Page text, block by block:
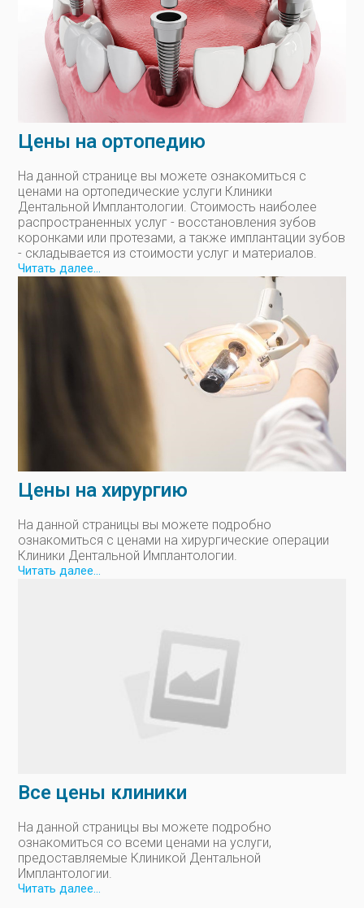
Цены на ортопедию
На данной странице вы можете ознакомиться с
ценами на ортопедические услуги Клиники
Дентальной Имплантологии. Стоимость наиболее
распространенных услуг - восстановления зубов
коронками или протезами, а также имплантации зубов
- складывается из стоимости услуг и материалов.
Читать далее...
Цены на хирургию
На данной страницы вы можете подробно
ознакомиться с ценами на хирургические операции
Клиники Дентальной Имплантологии.
Читать далее...
Все цены клиники
На данной страницы вы можете подробно
ознакомиться со всеми ценами на услуги,
предоставляемые Клиникой Дентальной
Имплантологии.
Читать далее...